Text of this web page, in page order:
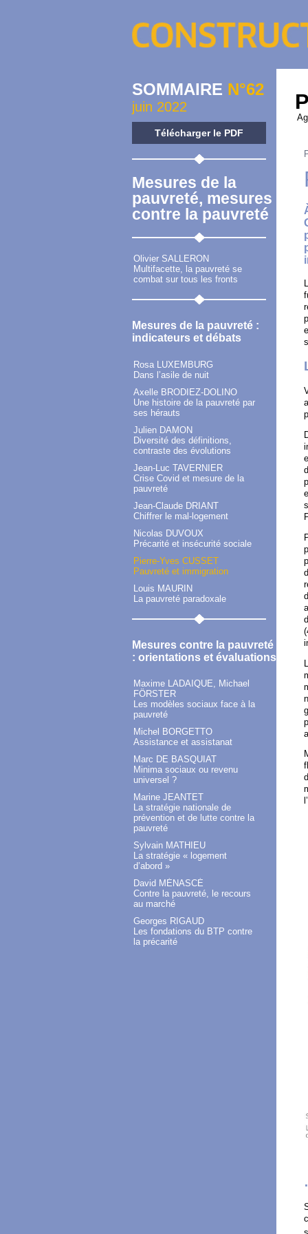
SOMMAIRE N°62
juin 2022
Télécharger le PDF
Mesures de la
pauvreté, mesures
contre la pauvreté
Olivier SALLERON
Multifacette, la pauvreté se
combat sur tous les fronts
Mesures de la pauvreté :
indicateurs et débats
Rosa LUXEMBURG
Dans l’asile de nuit
Axelle BRODIEZ-DOLINO
Une histoire de la pauvreté par
ses hérauts
Julien DAMON
Diversité des définitions,
contraste des évolutions
Jean-Luc TAVERNIER
Crise Covid et mesure de la
pauvreté
Jean-Claude DRIANT
Chiffrer le mal-logement
Nicolas DUVOUX
Précarité et insécurité sociale
Pierre-Yves CUSSET
Pauvreté et immigration
Louis MAURIN
La pauvreté paradoxale
Mesures contre la pauvreté
: orientations et évaluations
Maxime LADAIQUE, Michael
FÖRSTER
Les modèles sociaux face à la
pauvreté
Michel BORGETTO
Assistance et assistanat
Marc DE BASQUIAT
Minima sociaux ou revenu
universel ?
Marine JEANTET
La stratégie nationale de
prévention et de lutte contre la
pauvreté
Sylvain MATHIEU
La stratégie « logement
d’abord »
David MÉNASCÉ
Contre la pauvreté, le recours
au marché
Georges RIGAUD
Les fondations du BTP contre
la précarité